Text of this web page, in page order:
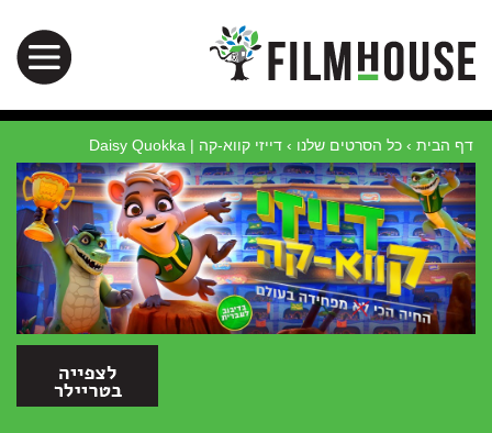
דף הבית › כל הסרטים שלנו › דייזי קווא-קה | Daisy Quokka